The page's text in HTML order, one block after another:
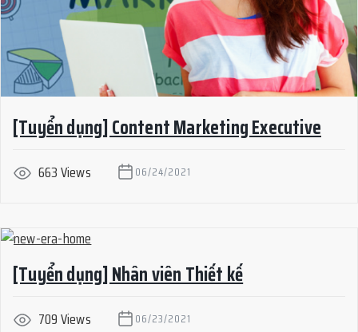
[Tuyển dụng] Content Marketing Executive
663 Views 06/24/2021
[Tuyển dụng] Nhân viên Thiết kế
709 Views 06/23/2021